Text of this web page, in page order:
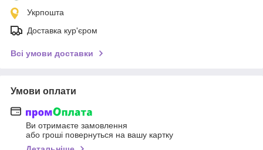
Укрпошта
Доставка кур'єром
Всі умови доставки
Умови оплати
Ви отримаєте замовлення
або гроші повернуться на вашу картку